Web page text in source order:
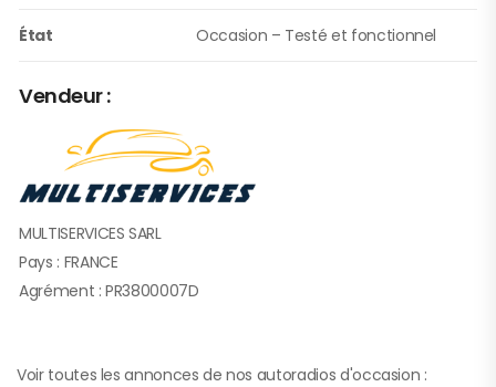
État Occasion – Testé et fonctionnel
Vendeur :
MULTISERVICES SARL
Pays : FRANCE
Agrément : PR3800007D
Voir toutes les annonces de nos autoradios d'occasion :